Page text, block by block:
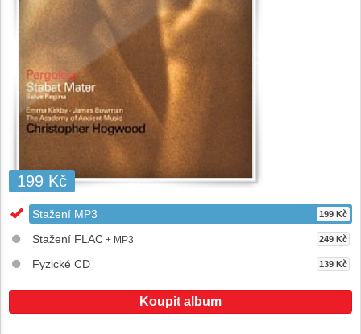
199 Kč
Stažení MP3 199 Kč
Stažení FLAC + MP3 249 Kč
Fyzické CD 139 Kč
Koupit album